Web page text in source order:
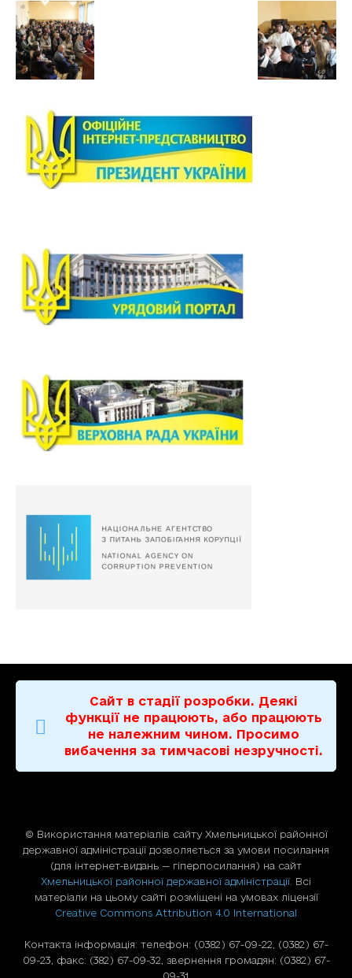
Сайт в стадії розробки. Деякі
функції не працюють, або працюють
не належним чином. Просимо
вибачення за тимчасові незручності.
© Використання матерiалiв сайту Хмельницької районної
державної адміністрації дозволяється за умови посилання
(для iнтернет-видань — гiперпосилання) на сайт
Хмельницької районної державної адміністрації . Всі
матеріали на цьому сайті розміщені на умовах ліцензії
Creative Commons Attribution 4.0 International
Контакта інформація: телефон: (0382) 67-09-22, (0382) 67-
09-23, факс: (382) 67-09-32, звернення громадян: (0382) 67-
09-31